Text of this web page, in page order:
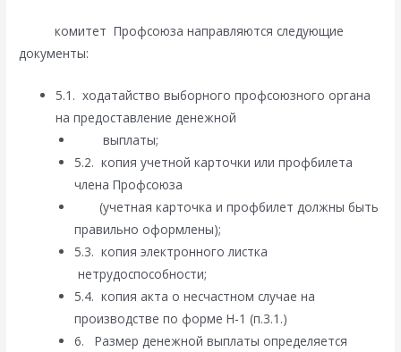
комитет Профсоюза направляются следующие
документы:
5.1. ходатайство выборного профсоюзного органа
на предоставление денежной
выплаты;
5.2. копия учетной карточки или профбилета
члена Профсоюза
(учетная карточка и профбилет должны быть
правильно оформлены);
5.3. копия электронного листка
нетрудоспособности;
5.4. копия акта о несчастном случае на
производстве по форме Н-1 (п.3.1.)
6. Размер денежной выплаты определяется